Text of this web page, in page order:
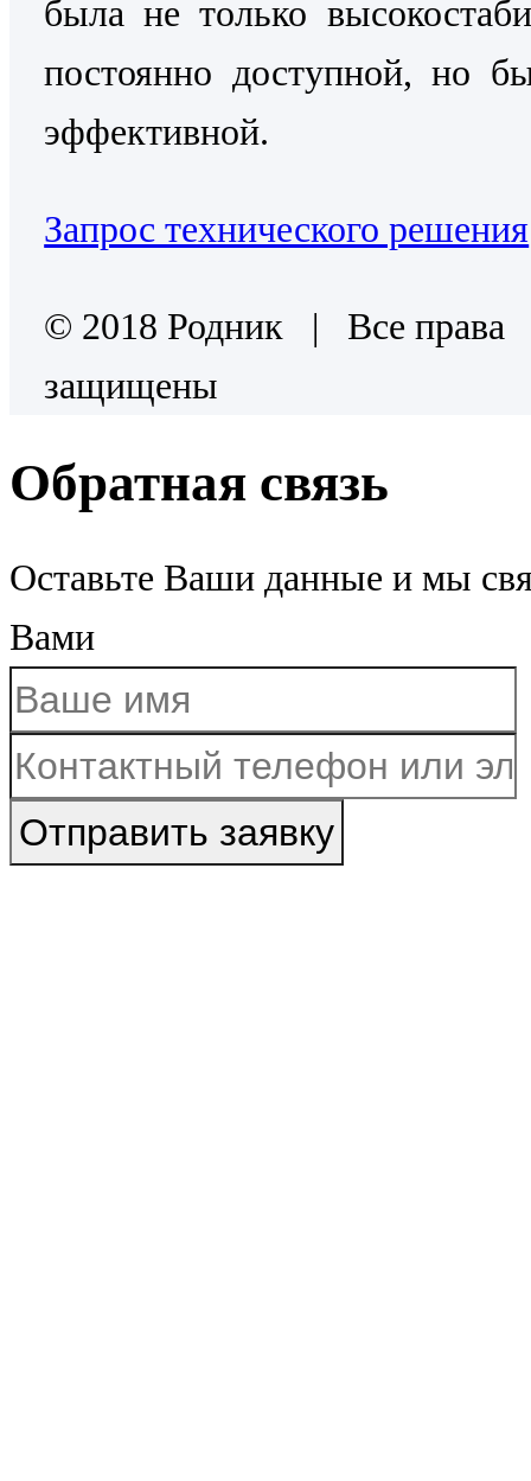
была не только
постоянно доступной, но
эффективной.
Запрос технического решения
© 2018 Родник | Все права
защищены
Обратная связь
Оставьте Ваши данные и мы
Вами